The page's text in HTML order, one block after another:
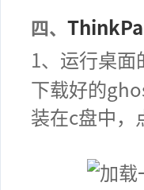
四、
1、 运行桌面
下载好的
装在c盘中，